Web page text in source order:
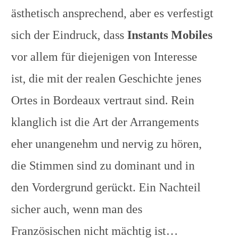
ästhetisch ansprechend, aber es verfestigt
sich der Eindruck, dassInstants Mobiles
vor allem für diejenigen von Interesse
ist, die mit der realen Geschichte jenes
Ortes in Bordeaux vertraut sind. Rein
klanglich ist die Art der Arrangements
eher unangenehm und nervig zu hören,
die Stimmen sind zu dominant und in
den Vordergrund gerückt. Ein Nachteil
sicher auch, wenn man des
Französischen nicht mächtig ist…